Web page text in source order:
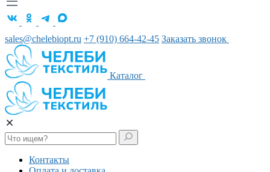
sales@chelebiopt.ru +7 (910) 664-42-45 Заказать звонок
Каталог
Контакты